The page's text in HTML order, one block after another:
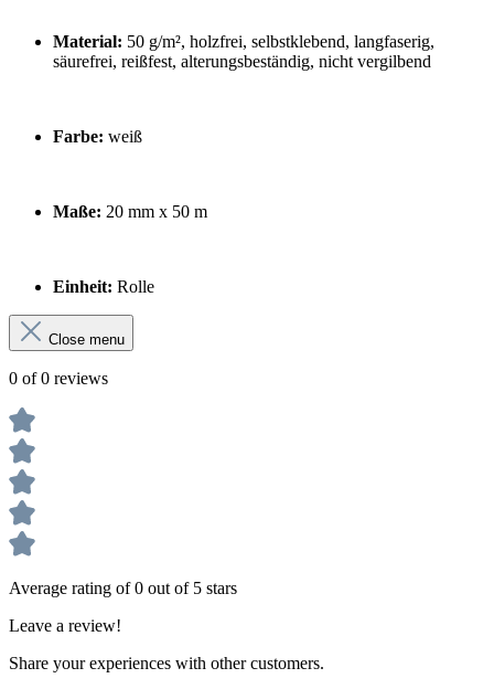
Material: 50 g/m², holzfrei, selbstklebend, langfaserig,
säurefrei, reißfest, alterungsbeständig, nicht vergilbend
Farbe: weiß
Maße: 20 mm x 50 m
Einheit: Rolle
Close menu
0 of 0 reviews
Average rating of 0 out of 5 stars
Leave a review!
Share your experiences with other customers.